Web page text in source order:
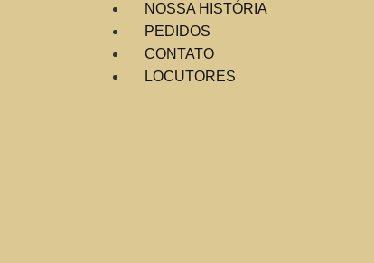
NOSSA HISTÓRIA
PEDIDOS
CONTATO
LOCUTORES